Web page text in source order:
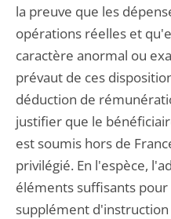
la preuve que les
opérations réelles et
caractère anormal ou
prévaut de ces
déduction de
justifier que le
est soumis hors de
privilégié. En l'espèce,
éléments suffisants
supplément